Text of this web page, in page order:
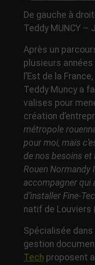
De gauche à
Teddy MUNCY –
Après un
plusieurs
l’Est de la
Teddy Muncy a
valises pour
création
métropole
pour moi, mais
de nos besoins
Rouen Normandy
accompagner qui
d’installer Fine-
natif de Louviers
Spécialisée
gestion
Tech proposent